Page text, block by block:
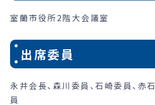
室蘭市役所2階大会議室
出席委員
永井会長、森川委員、石崎委員、赤
員